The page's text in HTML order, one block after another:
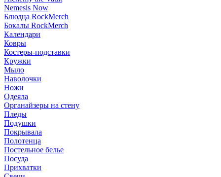
Nemesis Now
Блюдца RockMerch
Бокалы RockMerch
Календари
Ковры
Костеры-подставки
Кружки
Мыло
Наволочки
Ножи
Одеяла
Органайзеры на стену
Пледы
Подушки
Покрывала
Полотенца
Постельное белье
Посуда
Прихватки